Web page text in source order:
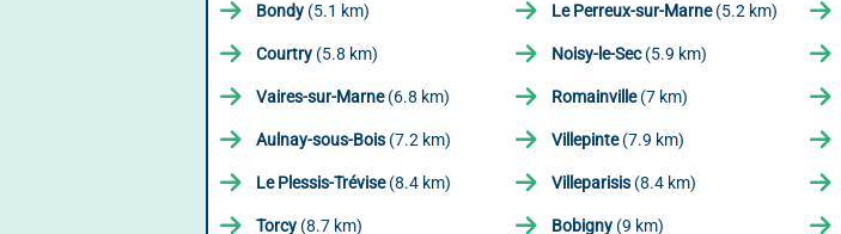
Bondy (5.1 km) Le Perreux-sur-Marne(5.2 km)
Courtry (5.8 km) Noisy-le-Sec(5.9 km)
Vaires-sur-Marne(6.8 km) Romainville(7 km)
Aulnay-sous-Bois (7.2 km) Villepinte(7.9 km)
Le Plessis-Trévise(8.4 km) Villeparisis(8.4 km)
Torcy (8.7 km) Bobigny(9 km)